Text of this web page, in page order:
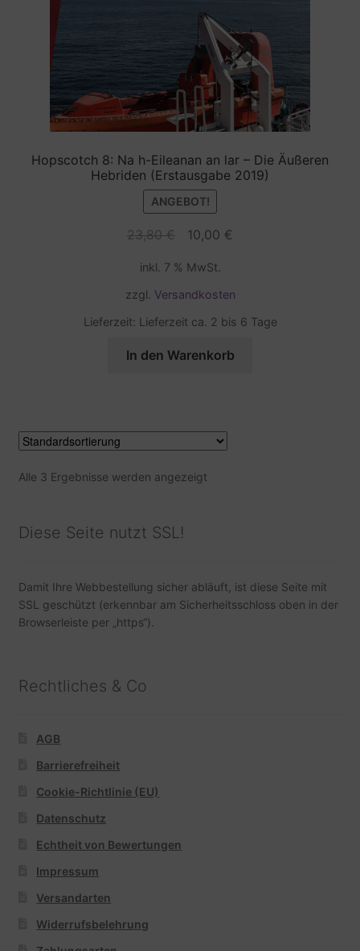
Hopscotch 8: Na h-Eileanan an lar – Die Äußeren
Hebriden (Erstausgabe 2019)
ANGEBOT!
23,80€
Ursprünglicher
war:
23,80 €
10,00 €
10,00 €.
inkl. 7 % MwSt.
zzgl. Versandkosten
Lieferzeit: Lieferzeit ca. 2 bis 6 Tage
In den Warenkorb
Alle 3 Ergebnisse werden angezeigt
Diese Seite nutzt SSL!
Damit Ihre Webbestellung sicher abläuft, ist diese Seite mit
SSL geschützt (erkennbar am Sicherheitsschloss oben in der
Browserleiste per „https“).
Rechtliches & Co
AGB
Barrierefreiheit
Cookie-Richtlinie (EU)
Datenschutz
Echtheit von Bewertungen
Impressum
Versandarten
Widerrufsbelehrung